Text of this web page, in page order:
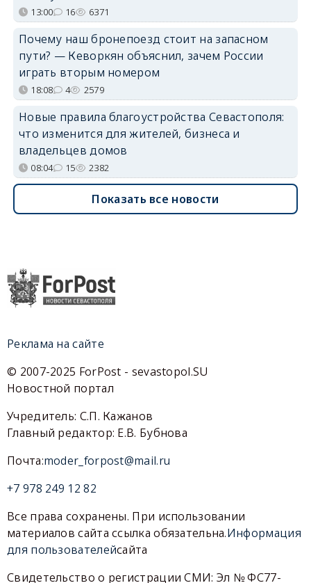
13:00 16 6371
Почему наш бронепоезд стоит на запасном
пути? — Кеворкян объяснил, зачем России
играть вторым номером
18:08 4 2579
Новые правила благоустройства Севастополя:
что изменится для жителей, бизнеса и
владельцев домов
08:04 15 2382
Показать все новости
Реклама на сайте
© 2007-2025 ForPost - sevastopol.SU
Новостной портал
Учредитель: С.П. Кажанов
Главный редактор: Е.В. Бубнова
Почта:moder_forpost@mail.ru
+7 978 249 12 82
Все права сохранены. При использовании
материалов сайта ссылка обязательна.Информация
для пользователейсайта
Свидетельство о регистрации СМИ: Эл № ФС77-